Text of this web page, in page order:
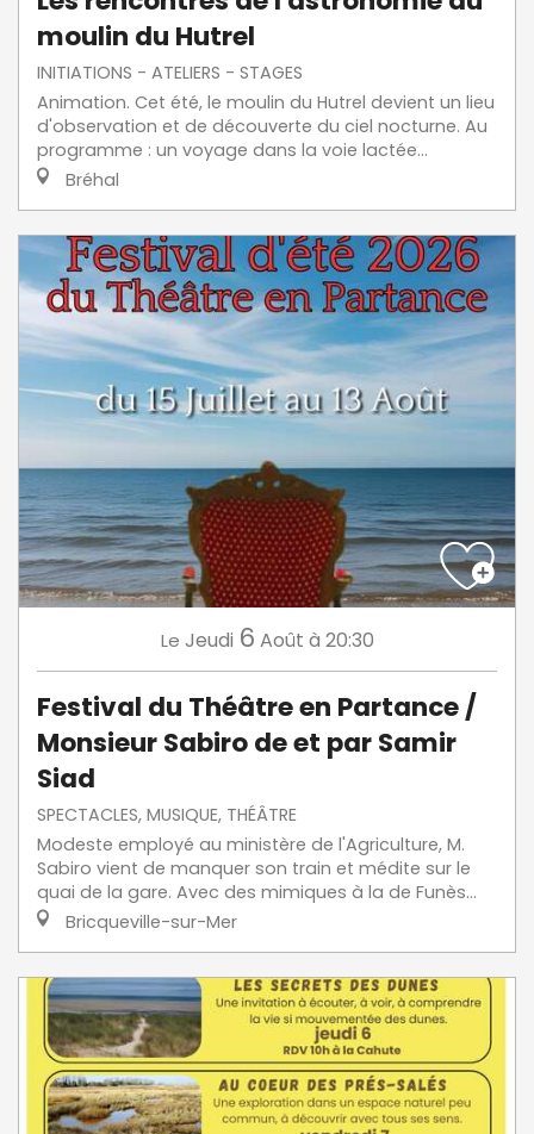
moulin du Hutrel
INITIATIONS - ATELIERS - STAGES
Animation. Cet été, le moulin du Hutrel devient un lieu
d'observation et de découverte du ciel nocturne. Au
programme : un voyage dans la voie lactée...
Bréhal
Le Jeudi 6 Août à 20:30
Festival du Théâtre en Partance /
Monsieur Sabiro de et par Samir
Siad
SPECTACLES, MUSIQUE, THÉÂTRE
Modeste employé au ministère de l'Agriculture, M.
Sabiro vient de manquer son train et médite sur le
quai de la gare. Avec des mimiques à la de Funès...
Bricqueville-sur-Mer